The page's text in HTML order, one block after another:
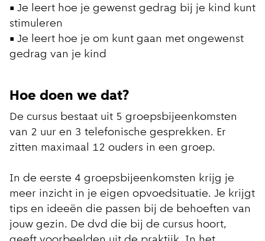
• Je leert hoe je gewenst gedrag bij je kind kunt
stimuleren
• Je leert hoe je om kunt gaan met ongewenst
gedrag van je kind
Hoe doen we dat?
De cursus bestaat uit 5 groepsbijeenkomsten
van 2 uur en 3 telefonische gesprekken. Er
zitten maximaal 12 ouders in een groep.
In de eerste 4 groepsbijeenkomsten krijg je
meer inzicht in je eigen opvoedsituatie. Je krijgt
tips en ideeën die passen bij de behoeften van
jouw gezin. De dvd die bij de cursus hoort,